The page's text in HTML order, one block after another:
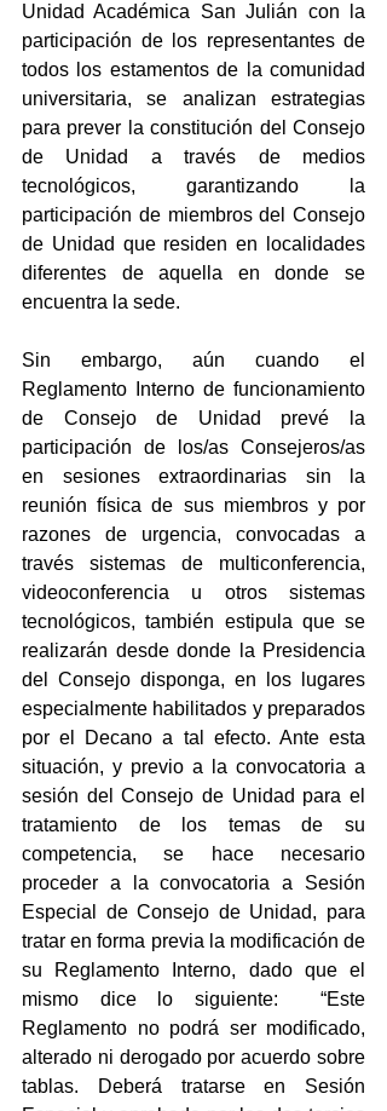
Unidad Académica San Julián con la
participación de los representantes de
todos los estamentos de la comunidad
universitaria, se analizan estrategias
para prever la constitución del Consejo
de Unidad a través de medios
tecnológicos, garantizando la
participación de miembros del Consejo
de Unidad que residen en localidades
diferentes de aquella en donde se
encuentra la sede.
Sin embargo, aún cuando el
Reglamento Interno de funcionamiento
de Consejo de Unidad prevé la
participación de los/as Consejeros/as
en sesiones extraordinarias sin la
reunión física de sus miembros y por
razones de urgencia, convocadas a
través sistemas de multiconferencia,
videoconferencia u otros sistemas
tecnológicos, también estipula que se
realizarán desde donde la Presidencia
del Consejo disponga, en los lugares
especialmente habilitados y preparados
por el Decano a tal efecto. Ante esta
situación, y previo a la convocatoria a
sesión del Consejo de Unidad para el
tratamiento de los temas de su
competencia, se hace necesario
proceder a la convocatoria a Sesión
Especial de Consejo de Unidad, para
tratar en forma previa la modificación de
su Reglamento Interno, dado que el
mismo dice lo siguiente:  “Este
Reglamento no podrá ser modificado,
alterado ni derogado por acuerdo sobre
tablas. Deberá tratarse en Sesión